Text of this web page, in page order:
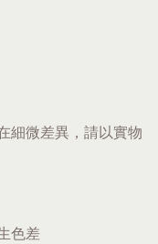
細微差異，請以實物
色差